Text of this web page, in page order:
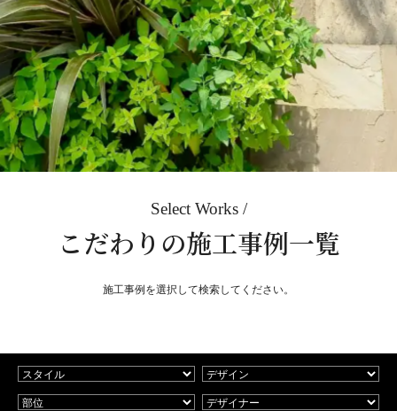
Select Works
こだわりの施工事例一覧
施工事例を選択して検索してください。